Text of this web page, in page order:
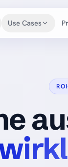
Use Cases
Termin-
Reaktivierung
Eingehende